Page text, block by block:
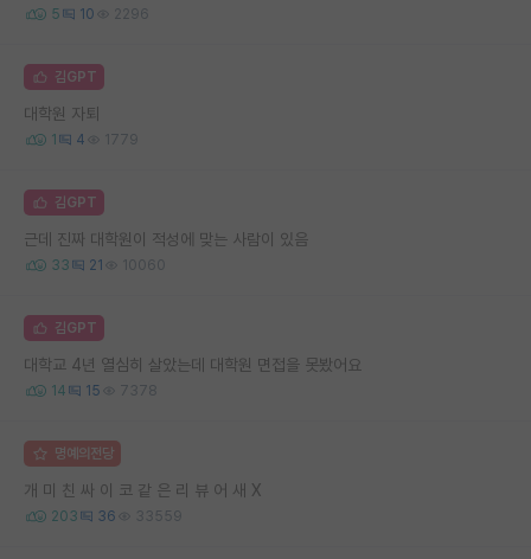
5 10 2296
김GPT
대학원 자퇴
1 4 1779
김GPT
근데 진짜 대학원이 적성에 맞는 사람이 있음
33 21 10060
김GPT
대학교 4년 열심히 살았는데 대학원 면접을 못봤어요
14 15 7378
명예의전당
개 미 친 싸 이 코 같 은 리 뷰 어 새 X
203 36 33559